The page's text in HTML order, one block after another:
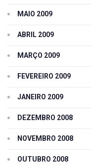
MAIO 2009
ABRIL 2009
MARÇO 2009
FEVEREIRO 2009
JANEIRO 2009
DEZEMBRO 2008
NOVEMBRO 2008
OUTUBRO 2008